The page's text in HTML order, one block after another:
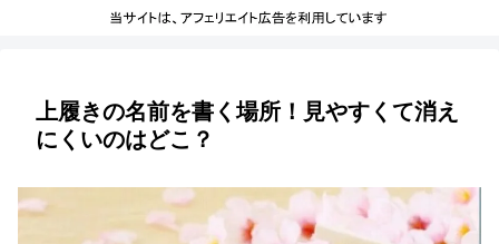
上履きの名前を書く場所！見やすくて消え
にくいのはどこ？